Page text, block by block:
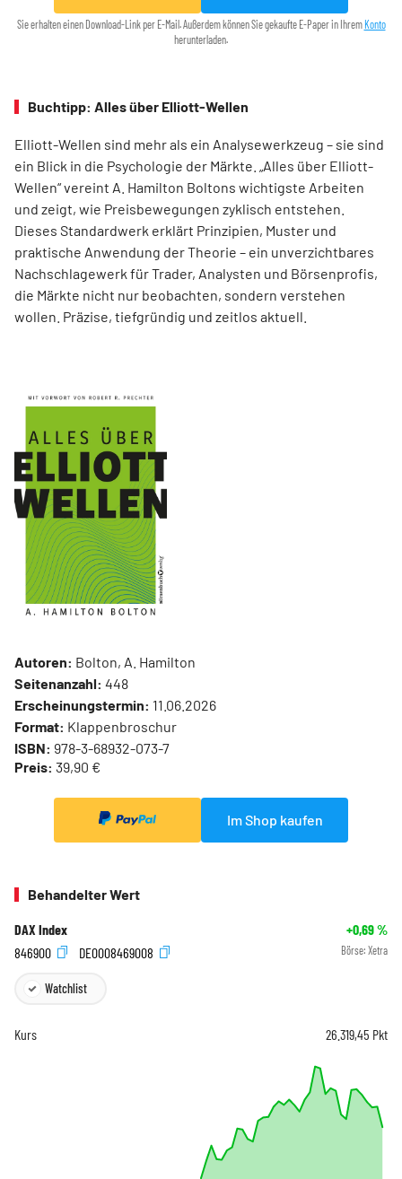
Sie erhalten einen Download-Link per E-Mail. Außerdem können Sie gekaufte E-Paper in IhremKonto
herunterladen.
Buchtipp: Alles über Elliott-Wellen
Elliott-Wellen sind mehr als ein Analysewerkzeug – sie sind
ein Blick in die Psychologie der Märkte. „Alles über Elliott-
Wellen“ vereint A. Hamilton Boltons wichtigste Arbeiten
und zeigt, wie Preisbewegungen zyklisch entstehen.
Dieses Standardwerk erklärt Prinzipien, Muster und
praktische Anwendung der Theorie – ein unverzichtbares
Nachschlagewerk für Trader, Analysten und Börsenprofis,
die Märkte nicht nur beobachten, sondern verstehen
wollen. Präzise, tiefgründig und zeitlos aktuell.
Autoren: Bolton, A. Hamilton
Seitenanzahl: 448
Erscheinungstermin: 11.06.2026
Format: Klappenbroschur
ISBN: 978-3-68932-073-7
Preis: 39,90 €
Im Shop kaufen
Behandelter Wert
DAX Index +0,69%
846900
DE0008469008 Börse: Xetra
Watchlist
Kurs 26.319,45 Pkt